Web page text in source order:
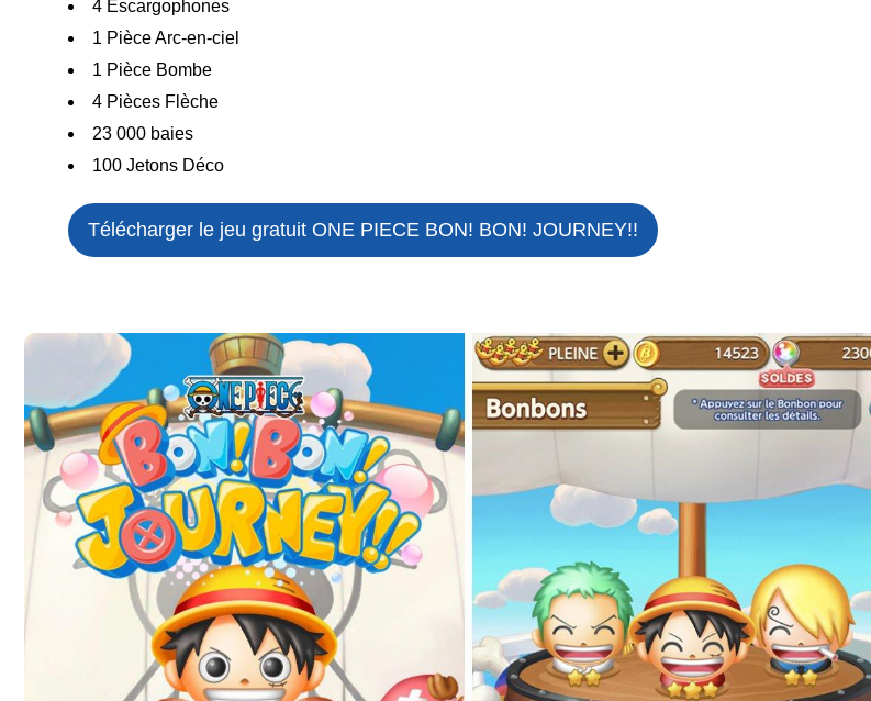
4 Escargophones
1 Pièce Arc-en-ciel
1 Pièce Bombe
4 Pièces Flèche
23 000 baies
100 Jetons Déco
Télécharger le jeu gratuitONE PIECE BON! BON! JOURNEY!!